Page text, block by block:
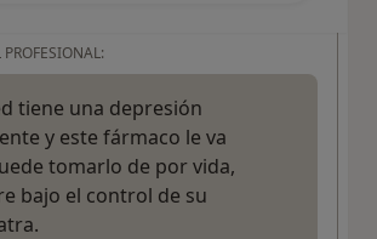
PROFESIONAL:
tiene una depresión
y este fármaco le va
tomarlo de por vida,
bajo el control de su